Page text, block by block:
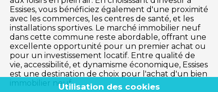
Essises, vous bénéficiez également d'une proximité
avec les commerces, les centres de santé, et les
installations sportives. Le marché immobilier neuf
dans cette commune reste abordable, offrant une
excellente opportunité pour un premier achat ou
pour un investissement locatif. Entre qualité de
vie, accessibilité, et dynamisme économique, Essises
est une destination de choix pour l'achat d'un bien
immobilier neuf.Utilisation des cookies